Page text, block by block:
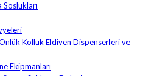
Soslukları
Kolluk Eldiven Dispenserleri ve
Ekipmanları